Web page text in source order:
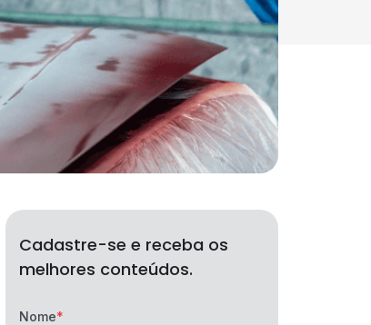
Cadastre-se e receba os
melhores conteúdos.
Nome